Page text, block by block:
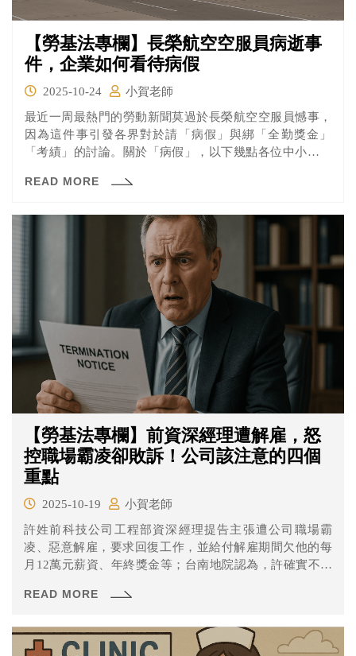
【勞基法專欄】長榮航空空服員病逝事
件，企業如何看待病假
2025-10-24
小賀老師
最近一周最熱門的勞動新聞莫過於長榮航空空服員憾事，
因為這件事引發各界對於請「病假」與綁「全勤獎金」
「考績」的討論。關於「病假」，以下幾點各位中小企業
READ MORE
【勞基法專欄】前資深經理遭解雇，怒
控職場霸凌卻敗訴！公司該注意的四個
重點
2025-10-19
小賀老師
許姓前科技公司工程部資深經理提告主張遭公司職場霸
凌、惡意解雇，要求回復工作，並給付解雇期間欠他的每
月12萬元薪資、年終獎金等；台南地院認為，許確實不依
開除許並無違誤，判決駁回告訴。可上訴。
READ MORE